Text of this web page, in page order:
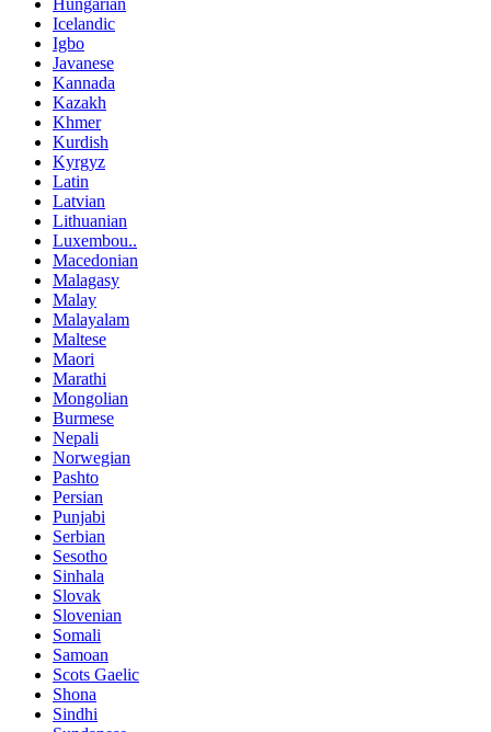
Icelandic
Igbo
Javanese
Kannada
Kazakh
Khmer
Kurdish
Kyrgyz
Latin
Latvian
Lithuanian
Luxembou..
Macedonian
Malagasy
Malay
Malayalam
Maltese
Maori
Marathi
Mongolian
Burmese
Nepali
Norwegian
Pashto
Persian
Punjabi
Serbian
Sesotho
Sinhala
Slovak
Slovenian
Somali
Samoan
Scots Gaelic
Shona
Sindhi